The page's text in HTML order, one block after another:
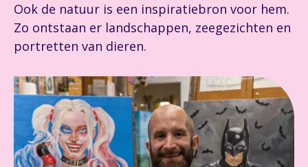
Ook de natuur is een inspiratiebron voor hem.
Zo ontstaan er landschappen, zeegezichten en
portretten van dieren.